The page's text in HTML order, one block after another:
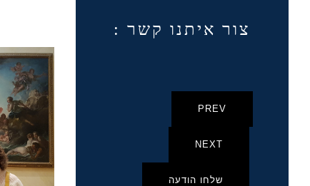
צור איתנו קשר :
PREV
NEXT
שלחו הודעה